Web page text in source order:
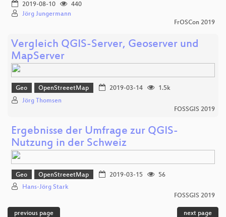
2019-08-10
440
Jörg Jungermann
FrOSCon 2019
Vergleich QGIS-Server, Geoserver und
MapServer
Geo OpenStreeetMap 2019-03-14
1.5k
Jörg Thomsen
FOSSGIS 2019
Ergebnisse der Umfrage zur QGIS-
Nutzung in der Schweiz
Geo OpenStreeetMap 2019-03-15
56
Hans-Jörg Stark
FOSSGIS 2019
previous page next page